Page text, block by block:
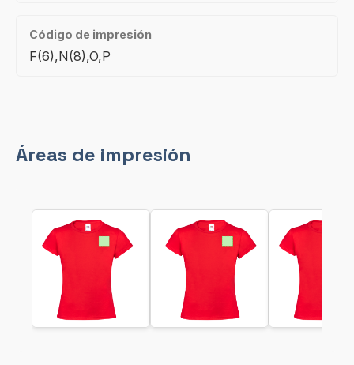
Código de impresión
F(6),N(8),O,P
Áreas de impresión